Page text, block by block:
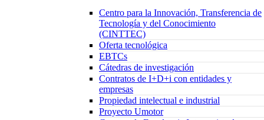
Centro para la Innovación, Transferencia de
Tecnología y del Conocimiento
(CINTTEC)
Oferta tecnológica
EBTCs
Cátedras de investigación
Contratos de I+D+i con entidades y
empresas
Propiedad intelectual e industrial
Proyecto Umotor